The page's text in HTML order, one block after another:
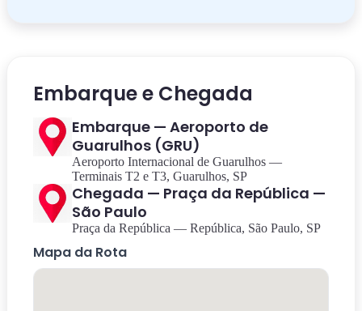
Embarque e Chegada
Embarque — Aeroporto de
Guarulhos (GRU)
Aeroporto Internacional de Guarulhos —
Terminais T2 e T3, Guarulhos, SP
Chegada — Praça da República —
São Paulo
Praça da República — República, São Paulo, SP
Mapa da Rota